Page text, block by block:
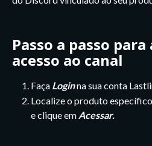
Passo a passo
acesso ao canal
Faça Login na sua conta
Localize o produto
e clique em Acessar.